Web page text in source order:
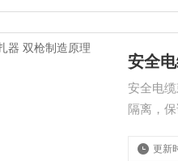
安全
安全电
隔离，保
更新